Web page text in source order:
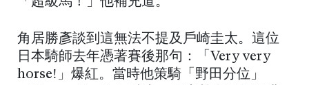
角居勝彥談到這無法不提及戶崎圭太。這位
日本騎師去年憑著賽後那句：「Very very
horse!」爆紅。當時他策騎「野田分位」